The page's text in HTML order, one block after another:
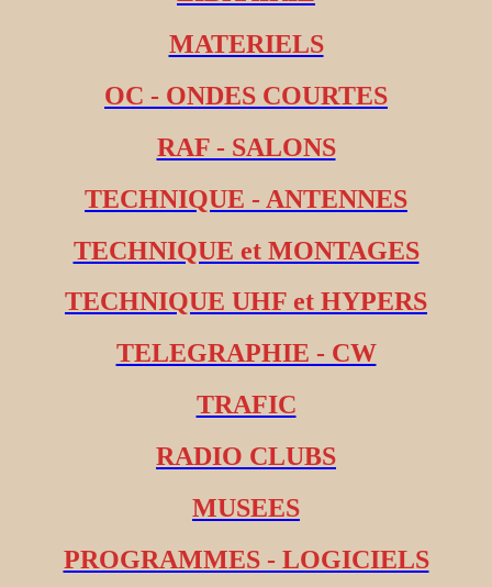
MATERIELS
OC - ONDES COURTES
RAF - SALONS
TECHNIQUE - ANTENNES
TECHNIQUE et MONTAGES
TECHNIQUE UHF et HYPERS
TELEGRAPHIE - CW
TRAFIC
RADIO CLUBS
MUSEES
PROGRAMMES - LOGICIELS